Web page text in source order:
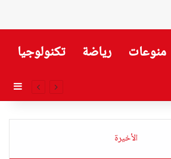
منوعات رياضة تكنولوجيا
الأخيرة